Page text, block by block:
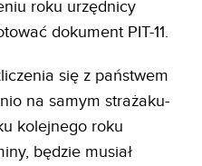
roku urzędnicy
dokument PIT-11.
się z państwem
na samym strażaku-
kolejnego roku
będzie musiał